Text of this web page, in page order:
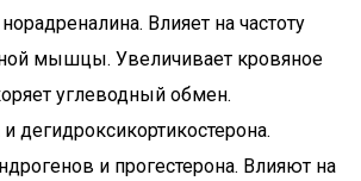
Влияет на частоту
мышцы. Увеличивает кровяное
углеводный обмен.
дегидроксикортикостерона.
и прогестерона. Влияют на